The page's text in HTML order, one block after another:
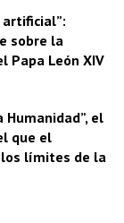
sobre la
Papa León XIV
Humanidad”, el
que el
límites de la